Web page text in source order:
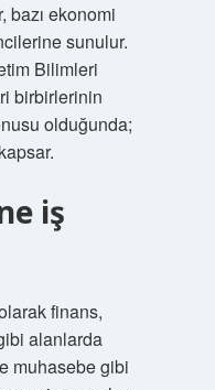
bazı ekonomi
sunulur.
Bilimleri
birbirlerinin
olduğunda;
iş
finans,
alanlarda
muhasebe gibi